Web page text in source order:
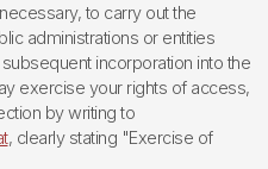
to carry out the
administrations or entities
incorporation into the
exercise your rights of access,
by writing to
, clearly stating "Exercise of